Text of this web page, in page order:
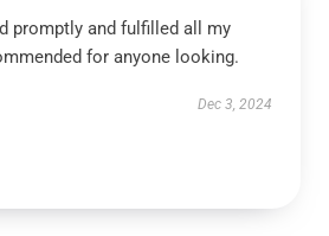
promptly and fulfilled all my
for anyone looking.
Dec 3, 2024